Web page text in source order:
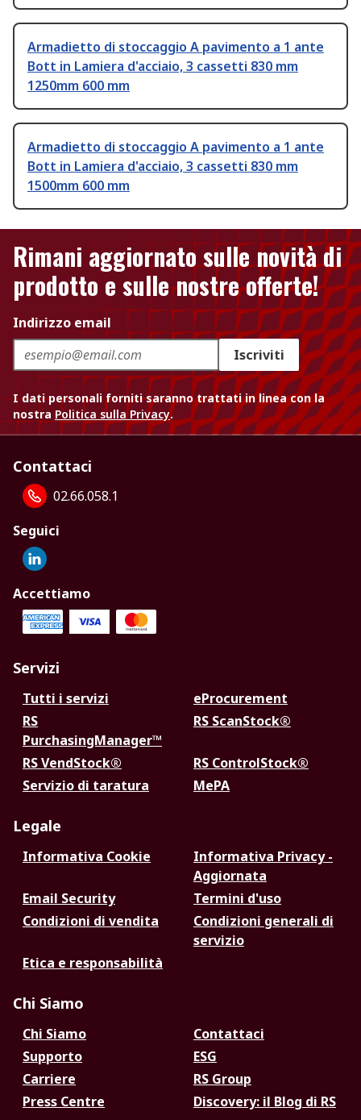
Armadietto di stoccaggio A pavimento a 1 ante
Bott in Lamiera d'acciaio, 3 cassetti 830 mm
1250mm 600 mm
Armadietto di stoccaggio A pavimento a 1 ante
Bott in Lamiera d'acciaio, 3 cassetti 830 mm
1500mm 600 mm
Rimani aggiornato sulle novità di
prodotto e sulle nostre offerte!
Indirizzo email
Iscriviti
I dati personali forniti saranno trattati in linea con la
nostra Politica sulla Privacy.
Contattaci
02.66.058.1
Seguici
Accettiamo
Servizi
Tutti i servizi
eProcurement
RS
PurchasingManager™
RS ScanStock®
RS VendStock®
RS ControlStock®
Servizio di taratura
MePA
Legale
Informativa Cookie
Informativa Privacy -
Aggiornata
Email Security
Termini d'uso
Condizioni di vendita
Condizioni generali di
servizio
Etica e responsabilità
Chi Siamo
Chi Siamo
Contattaci
Supporto
ESG
Carriere
RS Group
Press Centre
Discovery: il Blog di RS